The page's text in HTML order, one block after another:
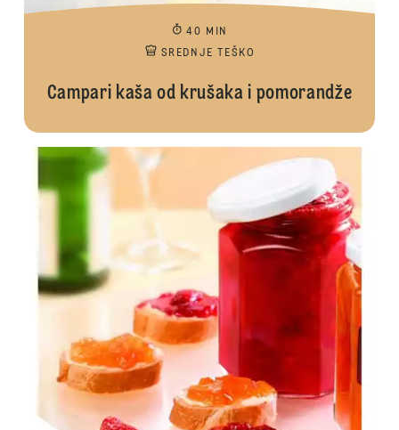
40 MIN
SREDNJE TEŠKO
Campari kaša od krušaka i pomorandže